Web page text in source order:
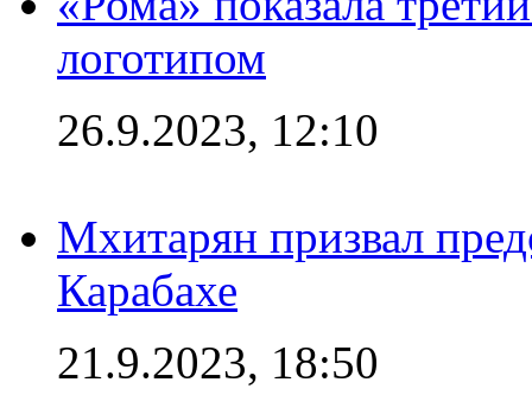
логотипом
26.9.2023, 12:10
Мхитарян призвал
Карабахе
21.9.2023, 18:50